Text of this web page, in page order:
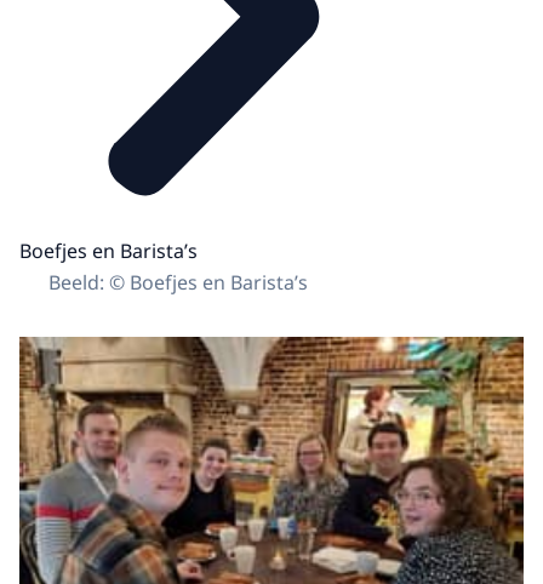
Boefjes en Barista’s
Beeld: © Boefjes en Barista’s